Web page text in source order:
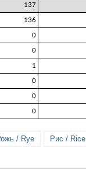
137
136
0
0
1
0
0
0
/ Rye Рис / Rice